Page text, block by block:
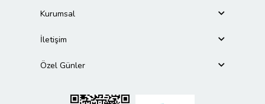
Kurumsal
İletişim
Özel Günler